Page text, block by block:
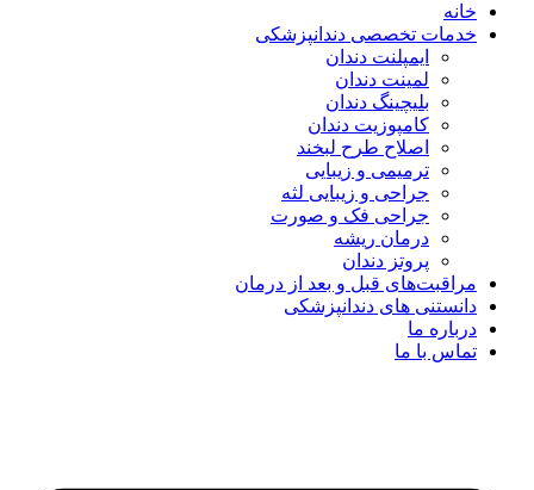
خانه
خدمات تخصصی دندانپزشکی
ایمپلنت دندان
لمینت دندان
بلیچینگ دندان
کامپوزیت دندان
اصلاح طرح لبخند
ترمیمی و زیبایی
جراحی و زیبایی لثه
جراحی فک و صورت
درمان ریشه
پروتز دندان
مراقبت‌های قبل و بعد از درمان
دانستنی های دندانپزشکی
درباره ما
تماس با ما